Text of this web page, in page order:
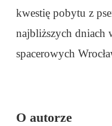
kwestię pobytu z
najbliższych dniach
spacerowych
O autorze